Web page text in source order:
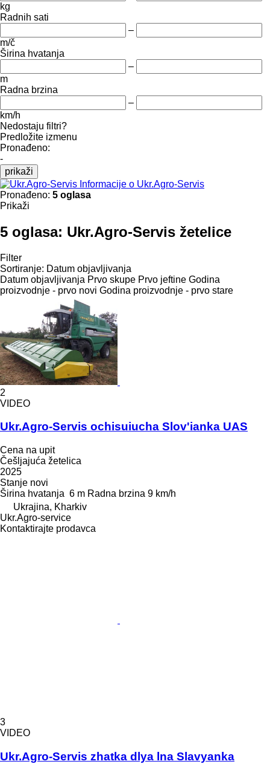
kg
Radnih sati
–
m/č
Širina hvatanja
–
m
Radna brzina
–
km/h
Nedostaju filtri?
Predložite izmenu
Pronađeno:
-
prikaži
Informacije o Ukr.Agro-Servis
Pronađeno: 5 oglasa
Prikaži
5 oglasa: Ukr.Agro-Servis žetelice
Filter
Sortiranje: Datum objavljivanja
Datum objavljivanja Prvo skupe Prvo jeftine Godina
proizvodnje - prvo novi Godina proizvodnje - prvo stare
2
VIDEO
Ukr.Agro-Servis ochisuiucha Slov'ianka UAS
Cena na upit
Češljajuća žetelica
2025
Stanje novi
Širina hvatanja 6 m Radna brzina 9 km/h
Ukrajina, Kharkiv
Ukr.Agro-service
Kontaktirajte prodavca
3
VIDEO
Ukr.Agro-Servis zhatka dlya lna Slavyanka